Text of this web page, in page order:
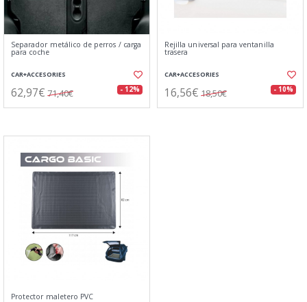
Separador metálico de perros / carga
para coche
CAR+ACCESORIES
62,97€ 71,40€ - 12%
Rejilla universal para ventanilla
trasera
CAR+ACCESORIES
16,56€ 18,50€ - 10%
Protector maletero PVC